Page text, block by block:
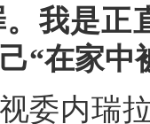
我是正
“在家中
委内瑞